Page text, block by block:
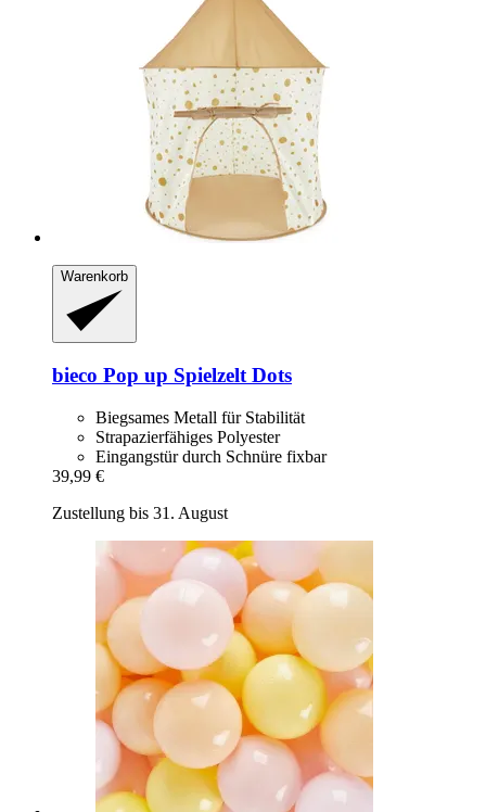
Warenkorb
bieco Pop up Spielzelt Dots
Biegsames Metall für Stabilität
Strapazierfähiges Polyester
Eingangstür durch Schnüre fixbar
39,99 €
Zustellung bis 31. August